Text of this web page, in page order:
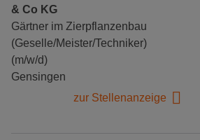
& Co KG
Gärtner im Zierpflanzenbau
(Geselle/Meister/Techniker)
(m/w/d)
Gensingen
zur Stellenanzeige